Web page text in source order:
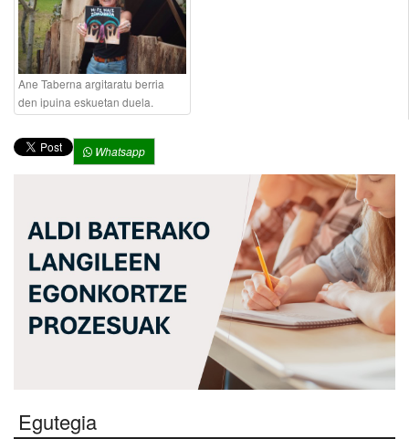
Ane Taberna argitaratu berria
den ipuina eskuetan duela.
Whatsapp
Egutegia